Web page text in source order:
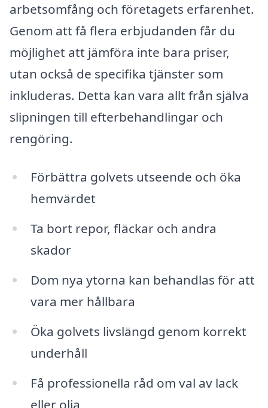
arbetsomfång och företagets erfarenhet.
Genom att få flera erbjudanden får du
möjlighet att jämföra inte bara priser,
utan också de specifika tjänster som
inkluderas. Detta kan vara allt från själva
slipningen till efterbehandlingar och
rengöring.
Förbättra golvets utseende och öka
hemvärdet
Ta bort repor, fläckar och andra
skador
Dom nya ytorna kan behandlas för att
vara mer hållbara
Öka golvets livslängd genom korrekt
underhåll
Få professionella råd om val av lack
eller olja